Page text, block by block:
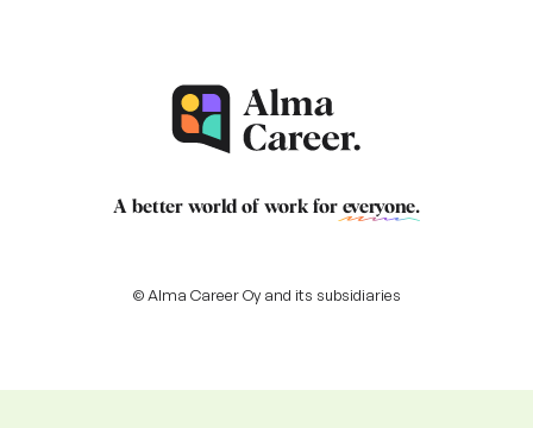
A better world of work for everyone.
© Alma Career Oy and its subsidiaries